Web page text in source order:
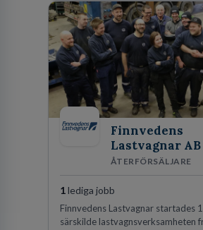
skydda, utveckla och
företagets viktigaste tillgångar.
Finnvedens
Lastvagnar AB
ÅTERFÖRSÄLJARE
1lediga jobb
Finnvedens Lastvagnar startades
särskilde lastvagnsverksamheten